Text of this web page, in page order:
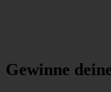
Gewinne